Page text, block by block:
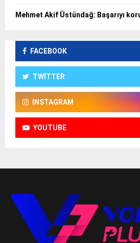
Mehmet Akif Üstündağ: Başarıyı
FACEBOOK
TWITTER
INSTAGRAM
YOUTUBE